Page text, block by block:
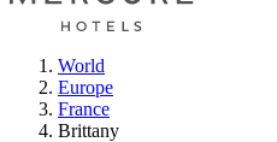
World
Europe
France
Brittany